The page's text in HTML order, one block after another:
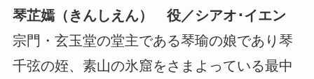
琴芷嫣（きんしえん） 役／シアオ･イエン
宗門・玄玉堂の堂主である琴瑜の娘であり琴
千弦の姪、素山の氷窟をさまよっている最中